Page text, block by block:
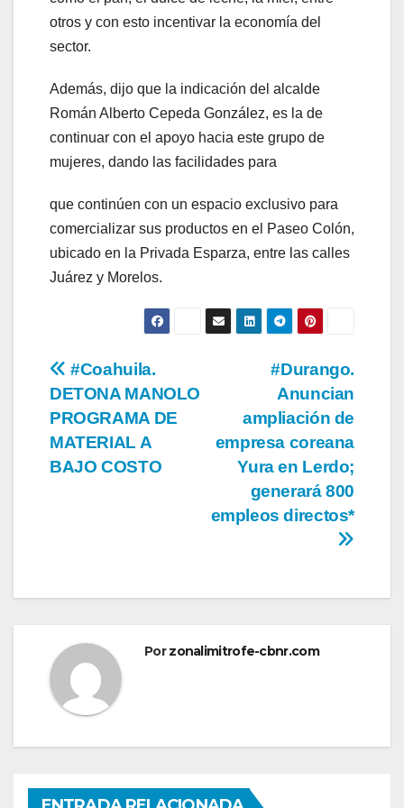
otros y con esto incentivar la economía del
sector.
Además, dijo que la indicación del alcalde
Román Alberto Cepeda González, es la de
continuar con el apoyo hacia este grupo de
mujeres, dando las facilidades para
que continúen con un espacio exclusivo para
comercializar sus productos en el Paseo Colón,
ubicado en la Privada Esparza, entre las calles
Juárez y Morelos.
Navegación
de
entradas
#Durango.
Anuncian
ampliación de
empresa coreana
Yura en Lerdo;
generará 800
empleos directos*
#Coahuila.
DETONA MANOLO
PROGRAMA DE
MATERIAL A
BAJO COSTO
Porzonalimitrofe-cbnr.com